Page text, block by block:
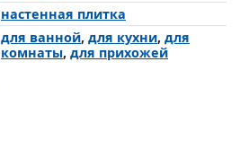
настенная плитка
для ванной, для кухни, для
комнаты, для прихожей